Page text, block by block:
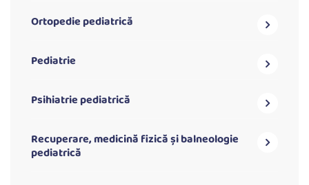
Ortopedie pediatrică
Pediatrie
Psihiatrie pediatrică
Recuperare, medicină fizică și balneologie
pediatrică